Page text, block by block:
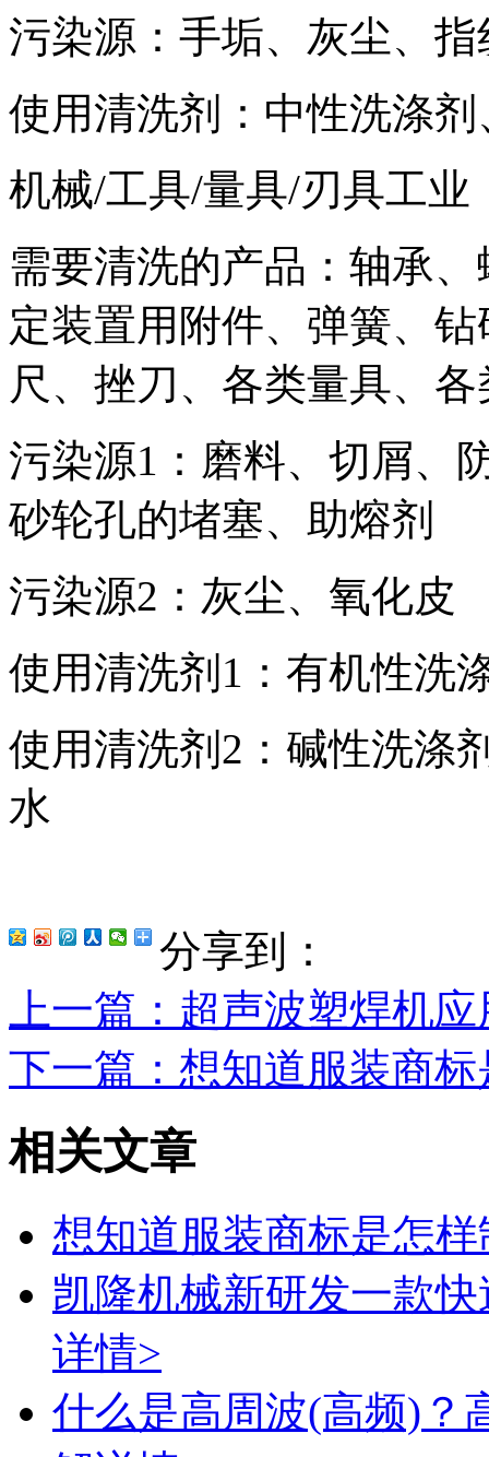
污染源：手垢、灰尘、
使用清洗剂：中性洗涤
机械/工具/量具/刃具工业
需要清洗的产品：轴承
定装置用附件、弹簧、
尺、挫刀、各类量具、
污染源1：磨料、切屑、
砂轮孔的堵塞、助熔剂
污染源2：灰尘、氧化皮
使用清洗剂1：有机性洗
使用清洗剂2：碱性洗涤
水
分享到：
上一篇 ：超声波塑焊机
下一篇 ：想知道服装商
相关文章
想知道服装商标是怎
凯隆机械新研发一款
详情>
什么是高周波(高频)？